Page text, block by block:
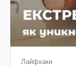
Лайфхаки